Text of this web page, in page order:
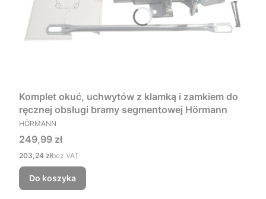
Komplet okuć, uchwytów z klamką i zamkiem do
ręcznej obsługi bramy segmentowej Hörmann
PRODUCENT
HÖRMANN
Cena
249,99 zł
Cena
203,24 złbez VAT
Do koszyka